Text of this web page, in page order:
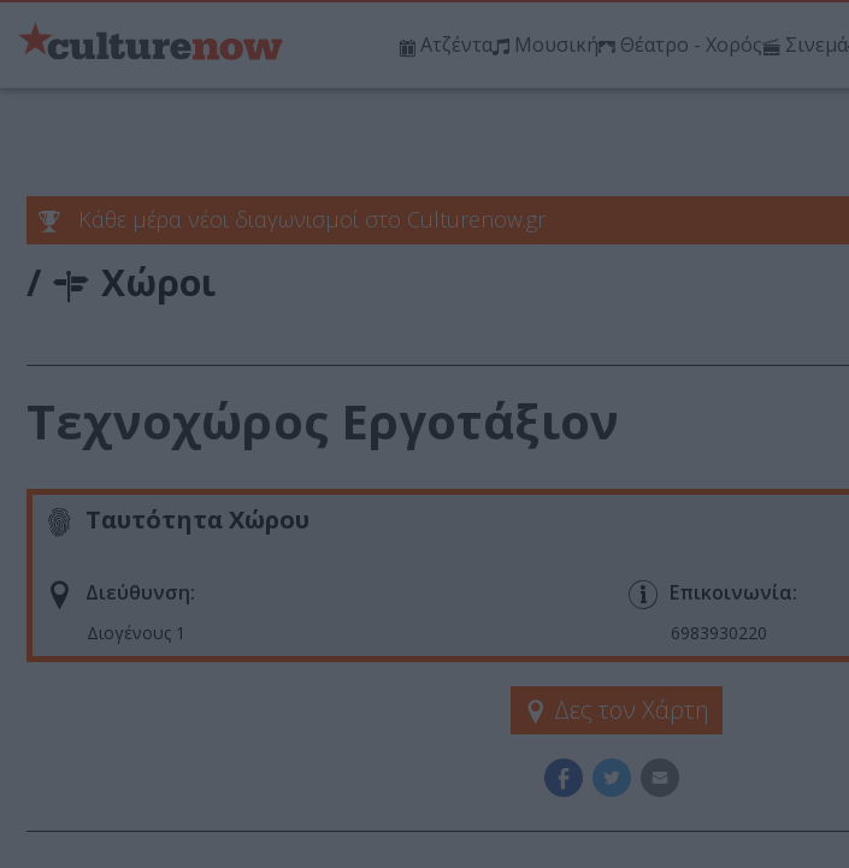
Ατζέντα Μουσική Θέατρο - Χορός Σινεμά
Κάθε μέρα νέοι διαγωνισμοί στο Culturenow.gr
/ Χώροι
Τεχνοχώρος Εργοτάξιον
Ταυτότητα Χώρου
Διεύθυνση:
Διογένους 1
Επικοινωνία:
6983930220
Δες τον Χάρτη